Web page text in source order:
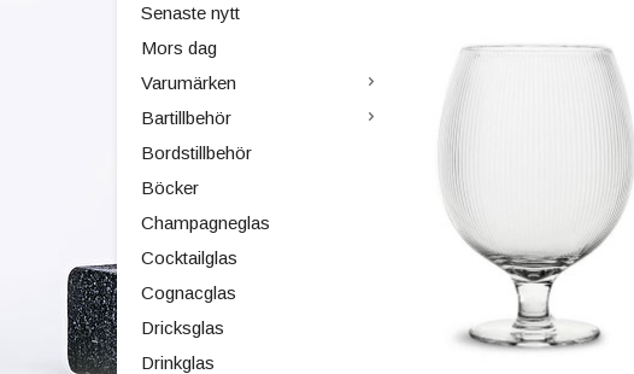
Senaste nytt
Mors dag
Varumärken
Bartillbehör
Bordstillbehör
Böcker
Champagneglas
Cocktailglas
Cognacglas
Dricksglas
Drinkglas